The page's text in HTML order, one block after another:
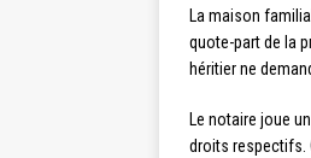
La maison
quote-part de la
héritier ne
Le notaire joue
droits respectifs.